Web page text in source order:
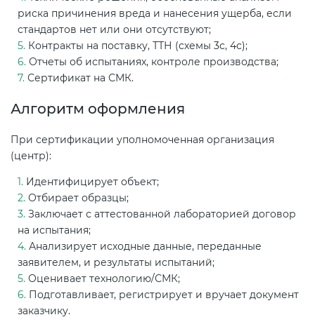
риска причинения вреда и нанесения ущерба, если
стандартов нет или они отсутствуют;
Контракты на поставку, ТТН (схемы 3с, 4с);
Отчеты об испытаниях, контроле производства;
Сертификат на СМК.
Алгоритм оформления
При сертификации уполномоченная организация
(центр):
Идентифицирует объект;
Отбирает образцы;
Заключает с аттестованной лабораторией договор
на испытания;
Анализирует исходные данные, переданные
заявителем, и результаты испытаний;
Оценивает технологию/СМК;
Подготавливает, регистрирует и вручает документ
заказчику.